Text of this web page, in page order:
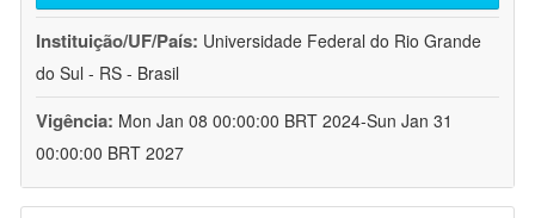
Instituição/UF/País: Universidade Federal do Rio Grande
do Sul - RS - Brasil
Vigência: Mon Jan 08 00:00:00 BRT 2024-Sun Jan 31
00:00:00 BRT 2027